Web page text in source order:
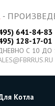
-
641-84-83
128-17-01
С 10 ДО
Котла